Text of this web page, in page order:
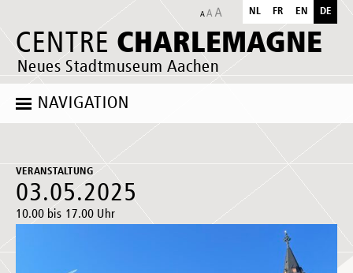
CENTRE CHARLEMAGNE
Neues Stadtmuseum Aachen
NL FR EN DE
NAVIGATION
VERANSTALTUNG
03.05.2025
10.00 bis 17.00 Uhr